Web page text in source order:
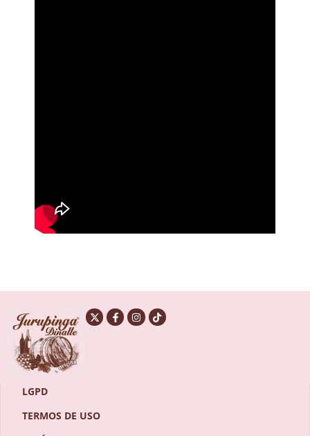
LGPD
TERMOS DE USO